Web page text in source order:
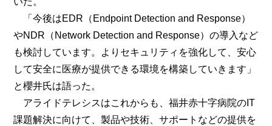
「今後はEDR（Endpoint Detection and Response）
やNDR（Network Detection and Response）の導入など
も検討しています。よりセキュリティを強化して、安心
して安全に医療が提供できる環境を構築していきます」
と櫻井氏は語った。
アライドテレシスはこれからも、福井赤十字病院のIT
課題解決に向けて、製品や技術、サポートなどの提供を